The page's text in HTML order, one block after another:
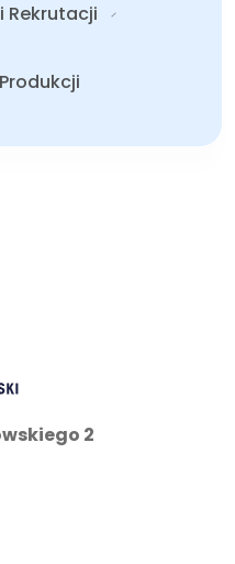
Rekrutacji
2